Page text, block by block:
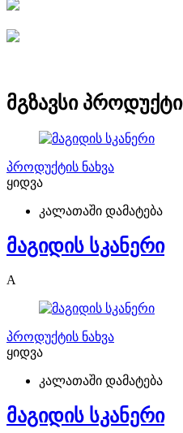
მგზავსი პროდუქტი
პროდუქტის ნახვა
ყიდვა
კალათაში დამატება
მაგიდის სკანერი
A
პროდუქტის ნახვა
ყიდვა
კალათაში დამატება
მაგიდის სკანერი